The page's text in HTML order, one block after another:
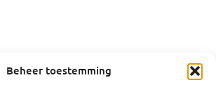
Beheer toestemming
10:00–17:00